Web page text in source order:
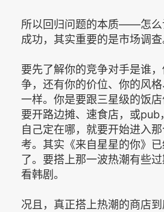
所以回归问题的本质——怎么
成功，其实重要的是市场调查
要先了解你的竞争对手是谁
争，还有你的价位、你的风
一样。你是要跟三星级的饭
要开路边摊、速食店，或pub
自己定在哪，就要开始进入
考。其实《来自星星的你》
了。要搭上那一波热潮有些
看韩剧。
况且，真正搭上热潮的商店